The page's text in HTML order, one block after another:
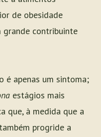
de obesidade
grande contribuinte
é apenas um sintoma;
estágios mais
que, à medida que a
progride a